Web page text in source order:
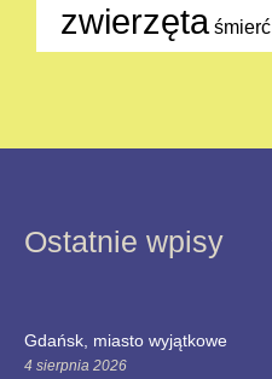
zwierzęta śmierć
Ostatnie wpisy
Gdańsk, miasto wyjątkowe
4 sierpnia 2026